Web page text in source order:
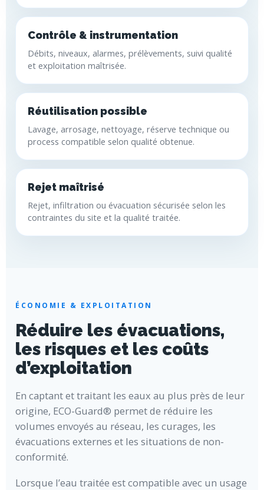
Contrôle & instrumentation
Débits, niveaux, alarmes, prélèvements, suivi qualité
et exploitation maîtrisée.
Réutilisation possible
Lavage, arrosage, nettoyage, réserve technique ou
process compatible selon qualité obtenue.
Rejet maîtrisé
Rejet, infiltration ou évacuation sécurisée selon les
contraintes du site et la qualité traitée.
ÉCONOMIE & EXPLOITATION
Réduire les évacuations,
les risques et les coûts
d’exploitation
En captant et traitant les eaux au plus près de leur
origine, ECO-Guard® permet de réduire les
volumes envoyés au réseau, les curages, les
évacuations externes et les situations de non-
conformité.
Lorsque l’eau traitée est compatible avec un usage